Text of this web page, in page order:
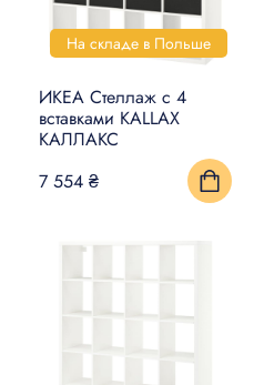
На складе в Польше
ИКЕА Стеллаж с 4
вставками KALLAX
КАЛЛАКС
7 554 ₴